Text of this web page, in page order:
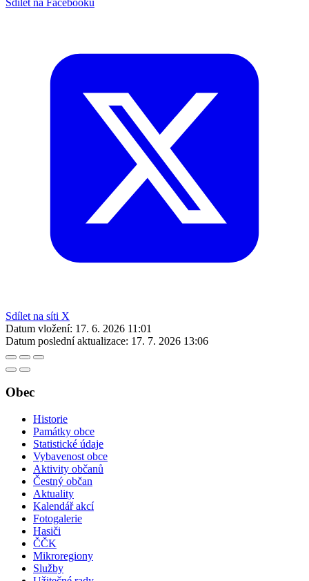
Sdílet na síti X
Datum vložení: 17. 6. 2026 11:01
Datum poslední aktualizace: 17. 7. 2026 13:06
Obec
Historie
Památky obce
Statistické údaje
Vybavenost obce
Aktivity občanů
Čestný občan
Aktuality
Kalendář akcí
Fotogalerie
Hasiči
ČČK
Mikroregiony
Služby